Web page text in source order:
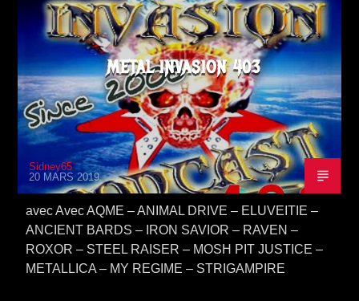
METAL INVASION 403
Sidney65
20 MARS 2019
avec Avec AQME – ANIMAL DRIVE – ELUVEITIE –
ANCIENT BARDS – IRON SAVIOR – RAVEN –
ROXOR – STEEL RAISER – MOSH PIT JUSTICE –
METALLICA – MY REGIME – STRIGAMPIRE